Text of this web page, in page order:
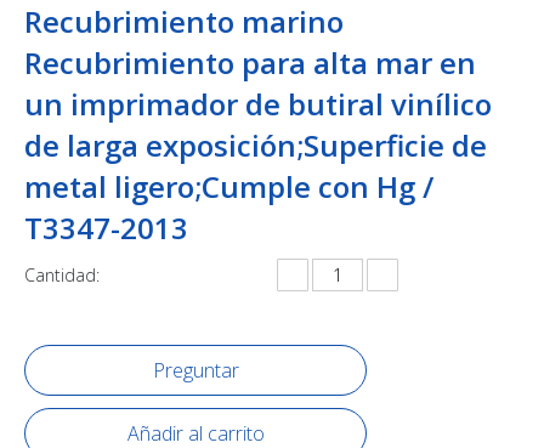
Recubrimiento marino
Recubrimiento para alta mar en
un imprimador de butiral vinílico
de larga exposición;Superficie de
metal ligero;Cumple con Hg /
T3347-2013
Cantidad:
Preguntar
Añadir al carrito